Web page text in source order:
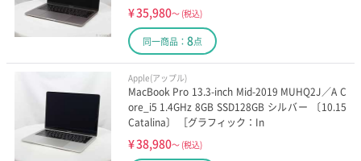
¥35,980～ (税込)
同一商品： 8点
Apple(アップル)
MacBook Pro 13.3-inch Mid-2019 MUHQ2J／A C
ore_i5 1.4GHz 8GB SSD128GB シルバー 〔10.15
Catalina〕 ［グラフィック：In
¥38,980～ (税込)